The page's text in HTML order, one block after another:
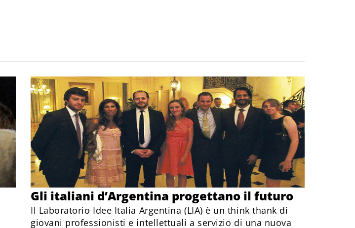
Gli italiani d’Argentina progettano il futuro
Il Laboratorio Idee Italia Argentina (LIA) è un think thank di
giovani professionisti e intellettuali a servizio di una nuova